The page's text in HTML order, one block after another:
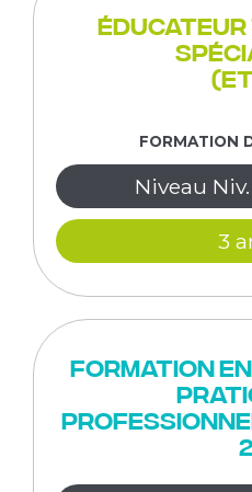
Éducateur
FORMATION
Niveau
3
Formation
2